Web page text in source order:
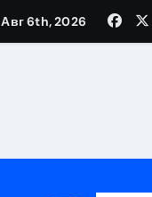
депиляции
6th, 2026